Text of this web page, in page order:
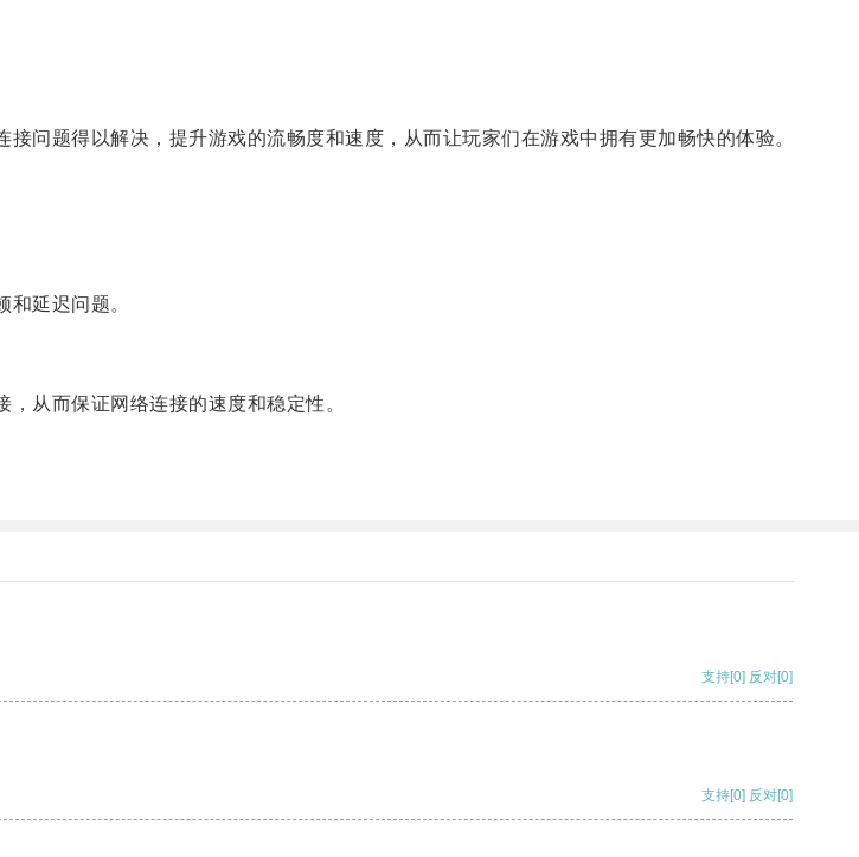
题得以解决，提升游戏的流畅度和速度，从而让玩家们在游戏中拥有更加畅快的体验。
延迟问题。
从而保证网络连接的速度和稳定性。
支持[0] 反对[0]
支持[0] 反对[0]